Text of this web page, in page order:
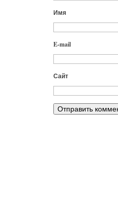
Имя
E-mail
Сайт